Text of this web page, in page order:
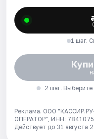
1 шаг.
2 шаг.
Реклама. ООО
ОПЕРАТОР", ИНН:
Действует до 31 августа